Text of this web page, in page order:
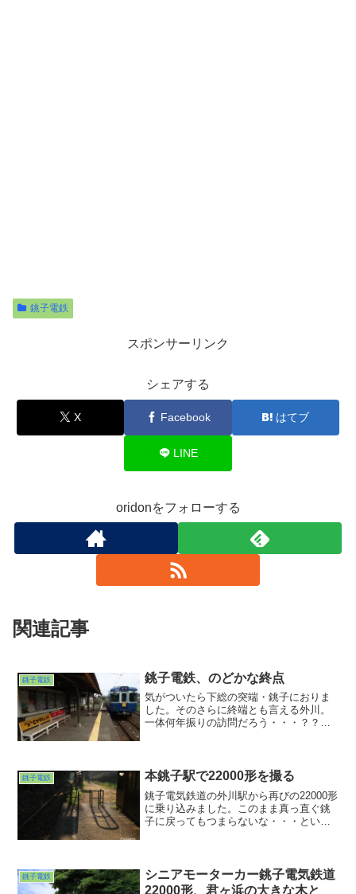
銚子電鉄
スポンサーリンク
シェアする
X Facebook はてブ
LINE
oridonをフォローする
関連記事
銚子電鉄 銚子電鉄、のどかな終点
気がついたら下総の突端・銚子におりま
した。そのさらに終端とも言える外川。
一体何年振りの訪問だろう・・・？？？
がwwwはて私が小学校時...
銚子電鉄 本銚子駅で22000形を撮る
銚子電気鉄道の外川駅から再びの22000形
に乗り込みました。このまま真っ直ぐ銚
子に戻ってもつまらないな・・・という
ようで・・・。
銚子電鉄
シニアモーターカー銚子電気鉄道
22000形、君ヶ浜の大きな木と